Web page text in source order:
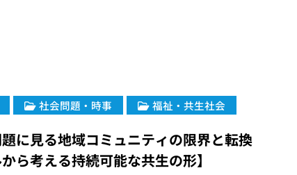
社会問題・時事 福祉・共生社会
に見る地域コミュニティの限界と転換
ら考える持続可能な共生の形】